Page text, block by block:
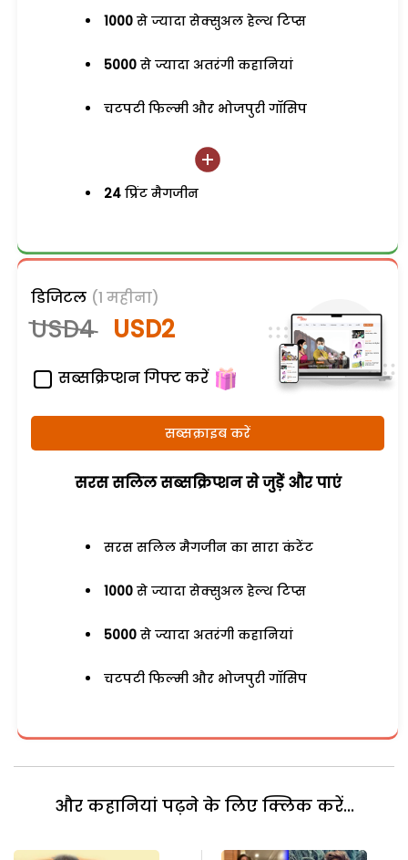
1000 से ज्यादा सेक्सुअल हेल्थ टिप्स
5000 से ज्यादा अतरंगी कहानियां
चटपटी फिल्मी और भोजपुरी गॉसिप
24 प्रिंट मैगजीन
डिजिटल (1 महीना)
USD4 USD2
सब्सक्रिप्शन गिफ्ट करें
सब्सक्राइब करें
सरस सलिल सब्सक्रिप्शन से जुड़ेें और पाएं
सरस सलिल मैगजीन का सारा कंटेंट
1000 से ज्यादा सेक्सुअल हेल्थ टिप्स
5000 से ज्यादा अतरंगी कहानियां
चटपटी फिल्मी और भोजपुरी गॉसिप
और कहानियां पढ़ने के लिए क्लिक करें...